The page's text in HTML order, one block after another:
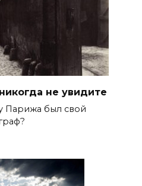
не увидите
Парижа был свой